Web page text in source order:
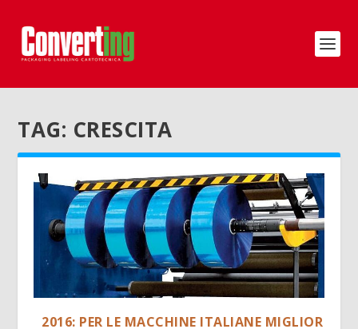
TAG: CRESCITA
2016: PER LE MACCHINE ITALIANE MIGLIOR